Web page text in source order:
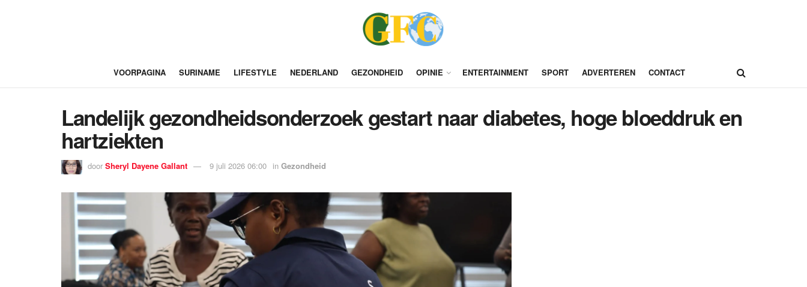
VOORPAGINA SURINAME LIFESTYLE NEDERLAND GEZONDHEID OPINIE ENTERTAINMENT SPORT ADVERTEREN CONTACT
Landelijk gezondheidsonderzoek gestart naar diabetes, hoge bloeddruk en
hartziekten
door Sheryl Dayene Gallant 9 juli 2026 06:00 in Gezondheid